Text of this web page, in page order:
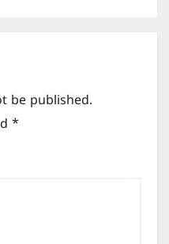
be published.
*